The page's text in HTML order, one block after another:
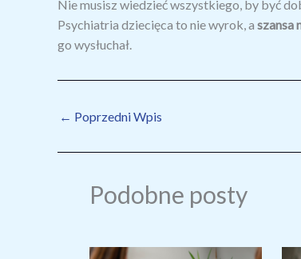
Nie musisz wiedzieć wszystkiego, by być
Psychiatria dziecięca to nie wyrok, a szansa
go wysłuchał.
Podobne posty